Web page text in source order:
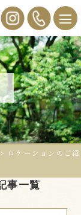
> ロケーションのご紹
事一覧